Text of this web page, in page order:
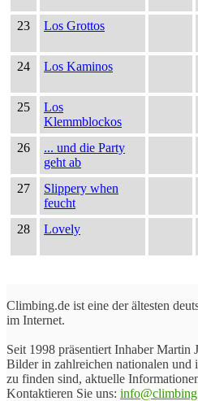
23 Los Grottos
24 Los Kaminos
25
Los
Klemmblockos
26
... und die Party
geht ab
27
Slippery when
feucht
28 Lovely
Climbing.de ist eine der ältesten
im Internet.
Seit 1998 präsentiert Inhaber Martin
Bilder in zahlreichen nationalen und
zu finden sind, aktuelle
Kontaktieren Sie uns: